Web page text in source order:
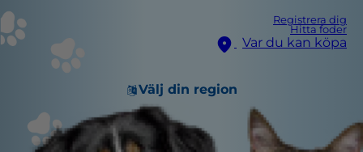
Registrera dig
Hitta foder
Var du kan köpa
Välj din region